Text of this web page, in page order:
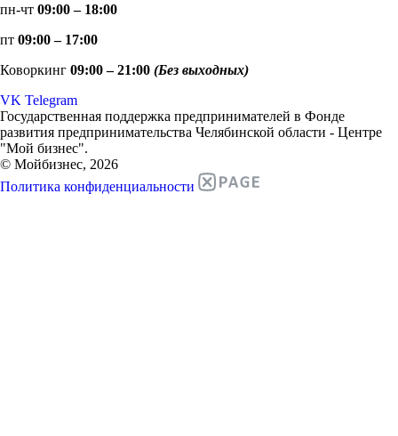
пн-чт 09:00 – 18:00
пт 09:00 – 17:00
Коворкинг 09:00 – 21:00 (Без выходных)
VK Telegram
Государственная поддержка предпринимателей в Фонде
развития предпринимательства Челябинской области - Центре
"Мой бизнес".
© Мойбизнес, 2026
Политика конфиденциальности